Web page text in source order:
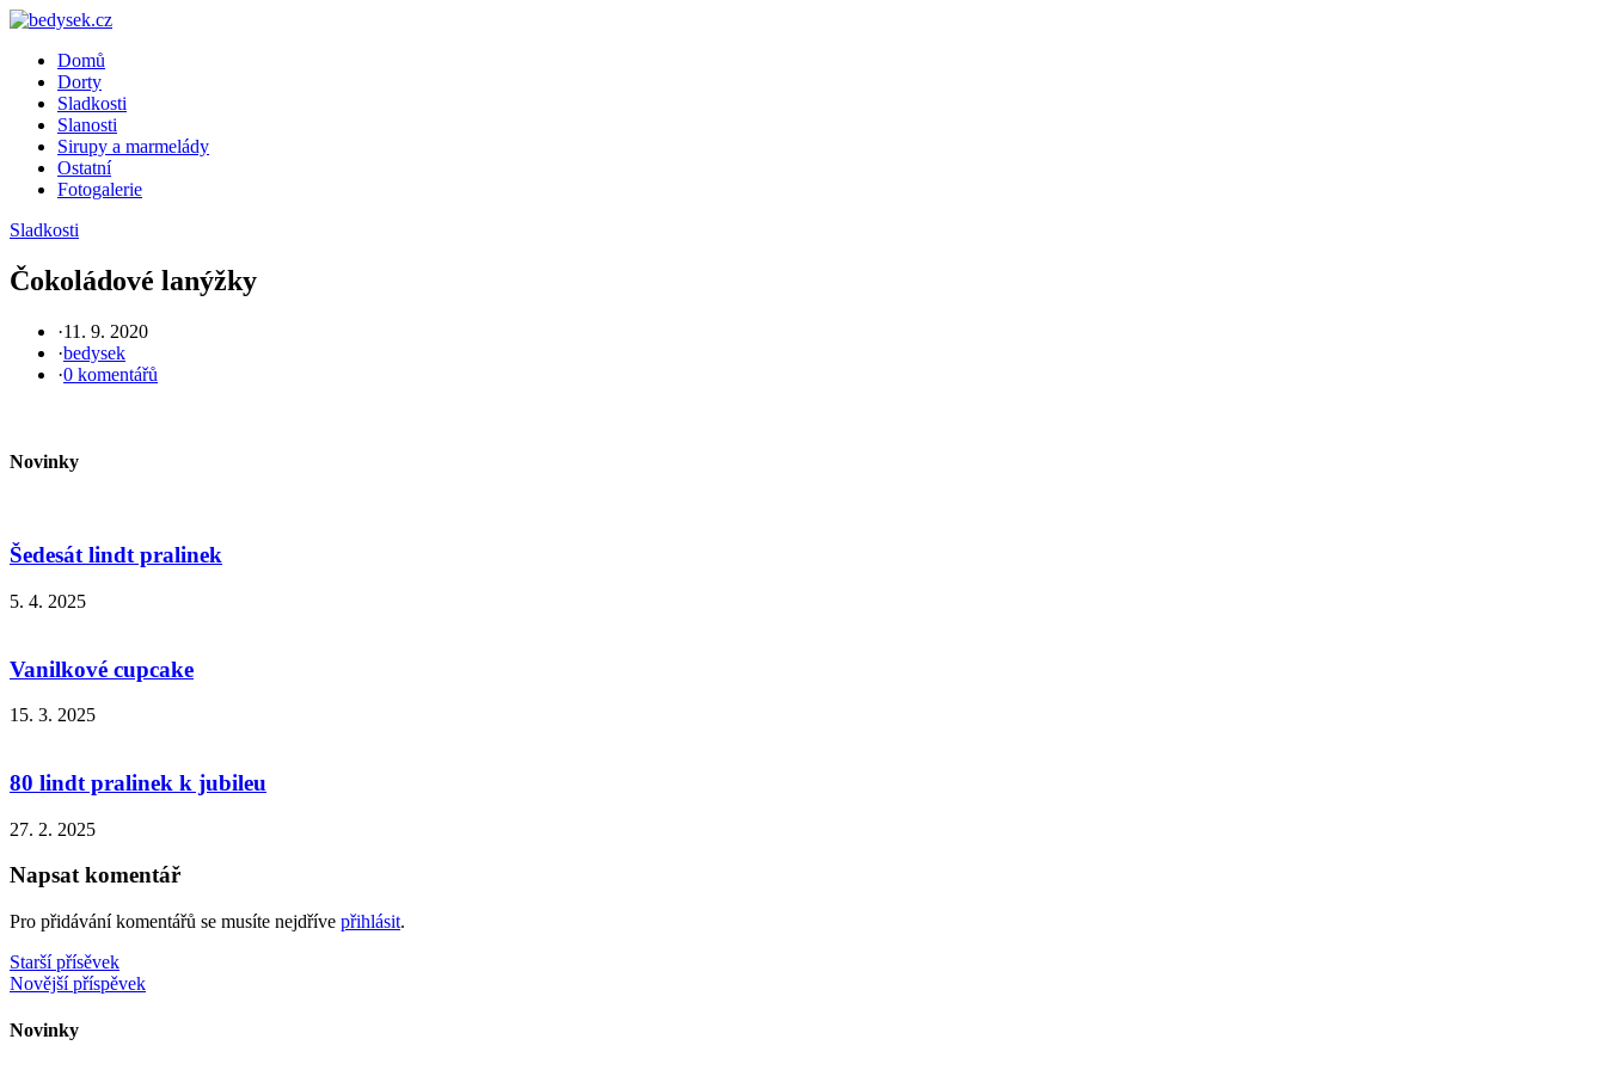
Skip
contentDomů
Dorty
Sladkosti
Slanosti
Sirupy a marmelády
Ostatní
Fotogalerie
Sladkosti
Čokoládové lanýžky
·11. 9. 2020
·bedysek
·0 komentářů
Novinky
Šedesát lindt pralinek
5. 4. 2025
Vanilkové cupcake
15. 3. 2025
80 lindt pralinek k jubileu
27. 2. 2025
Napsat komentář
Pro přidávání komentářů se musíte nejdříve přihlásit.
Navigace
pro
příspěvek
Starší přísěvek
Novější příspěvek
Novinky